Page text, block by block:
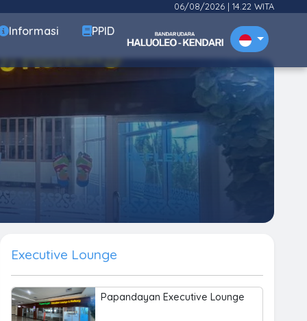
06/08/2026 | 14.22 WITA
Informasi PPID
Executive Lounge
Papandayan Executive Lounge